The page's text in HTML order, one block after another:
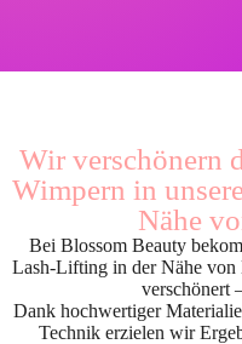
Wir verschönern
Wimpern in
Nähe
Bei Blossom Beauty
Lash-Lifting in der Nähe von
verschönert
Dank hochwertiger
Technik erzielen wir